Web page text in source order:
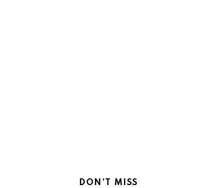
DON'T MISS